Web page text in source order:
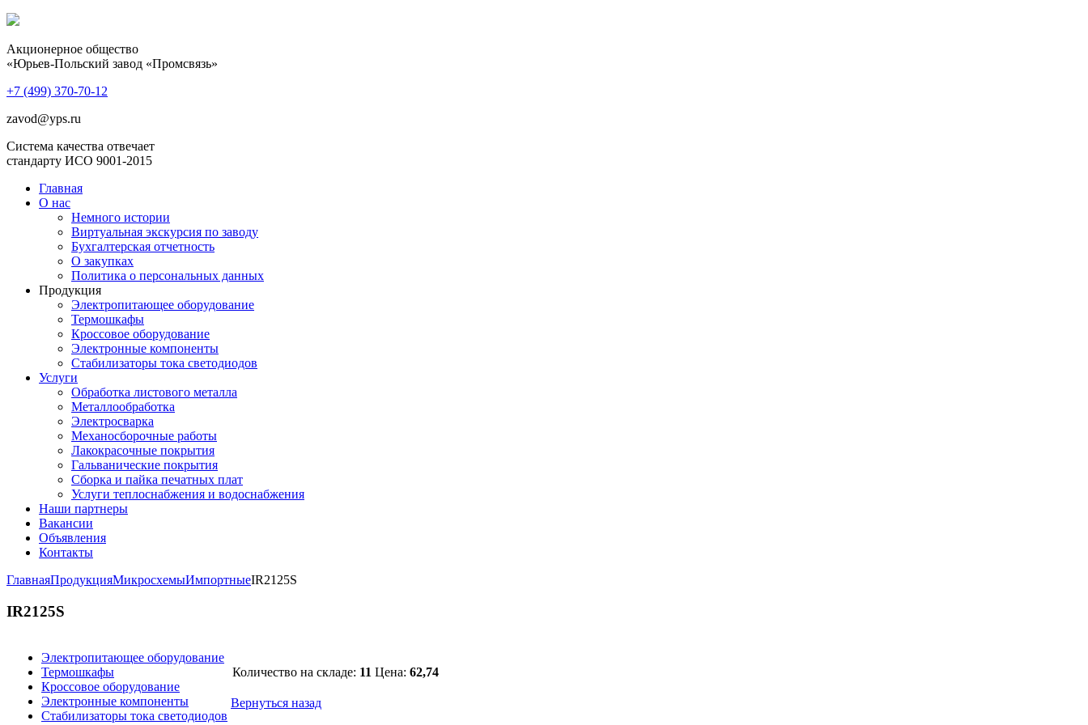
Акционерное общество
«Юрьев-Польский завод «Промсвязь»
+7 (499) 370-70-12
zavod@yps.ru
Система качества отвечает
стандарту ИСО 9001-2015
Главная
О нас
Немного истории
Виртуальная экскурсия по заводу
Бухгалтерская отчетность
О закупках
Политика о персональных данных
Продукция
Электропитающее оборудование
Термошкафы
Кроссовое оборудование
Электронные компоненты
Стабилизаторы тока светодиодов
Услуги
Обработка листового металла
Металлообработка
Электросварка
Механосборочные работы
Лакокрасочные покрытия
Гальванические покрытия
Сборка и пайка печатных плат
Услуги теплоснабжения и водоснабжения
Наши партнеры
Вакансии
Объявления
Контакты
ГлавнаяПродукцияМикросхемыИмпортныеIR2125S
IR2125S
Электропитающее оборудование
Термошкафы
Кроссовое оборудование
Электронные компоненты
Стабилизаторы тока светодиодов
Количество на складе: 11 Цена: 62,74
Вернуться назад